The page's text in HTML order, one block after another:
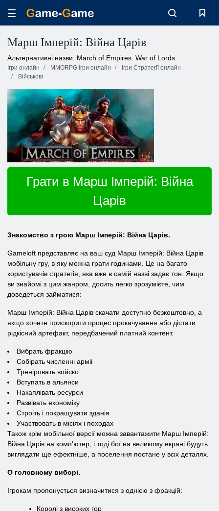
Марш Імперій: Війна Царів
Альтернативні назви: March of Empires: War of Lords
Ігри онлайн MMORPG ігри онлайн
Ігри Стратегії онлайн
Військові
Грати в Марш Імперій: Війна
Царів
Знакомство з грою Марш Імперій: Війна Царів.
Gameloft представляє на ваш суд Марш Імперій: Війна Царів
мобільну гру, в яку можна грати годинами. Це на багато
користувачів стратегія, яка вже в самій назві задає тон. Якщо
ви знайомі з цим жанром, досить легко зрозумієте, чим
доведеться займатися:
Марш Імперій: Війна Царів скачати доступно безкоштовно, а
якщо хочете прискорити процес прокачування або дістати
рідкісний артефакт, передбачений платний контент.
Вибрать фракцію
Собірать численні арміі
Треніровать войско
Вступать в альянси
Накаплівать ресурси
Развівать економіку
Строіть і покращувати зданія
Участвовать в місіях і походах
Також крім мобільної версії можна завантажити Марш Імперій:
Війна Царів на комп'ютер, і тоді бої на великому екрані будуть
виглядати ще ефектніше, а поселення постане у всіх деталях.
О головному виборі.
Ігрокам пропонується визначитися з однією з фракцій:
Королі з високих гор